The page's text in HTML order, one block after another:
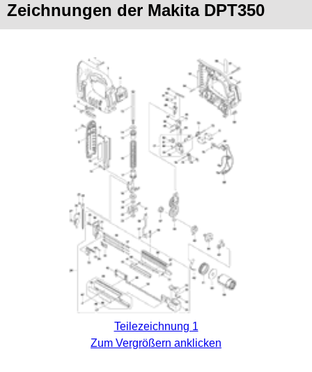
Zeichnungen der Makita DPT350
Teilezeichnung 1
Zum Vergrößern anklicken